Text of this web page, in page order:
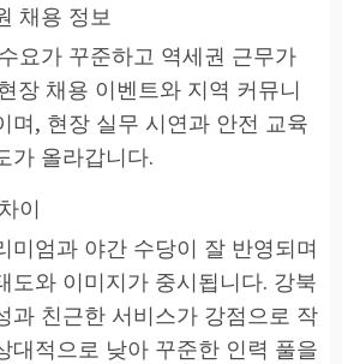
채용 정보
요가 꾸준하고 역세권 근무가
장 채용 이벤트와 지역 커뮤니
며, 현장 실무 시연과 안전 교육
가 올라갑니다.
이
미엄과 야간 수당이 잘 반영되며
도와 이미지가 중시됩니다. 강북
과 친근한 서비스가 강점으로 작
대적으로 낮아 꾸준한 인력 풀을